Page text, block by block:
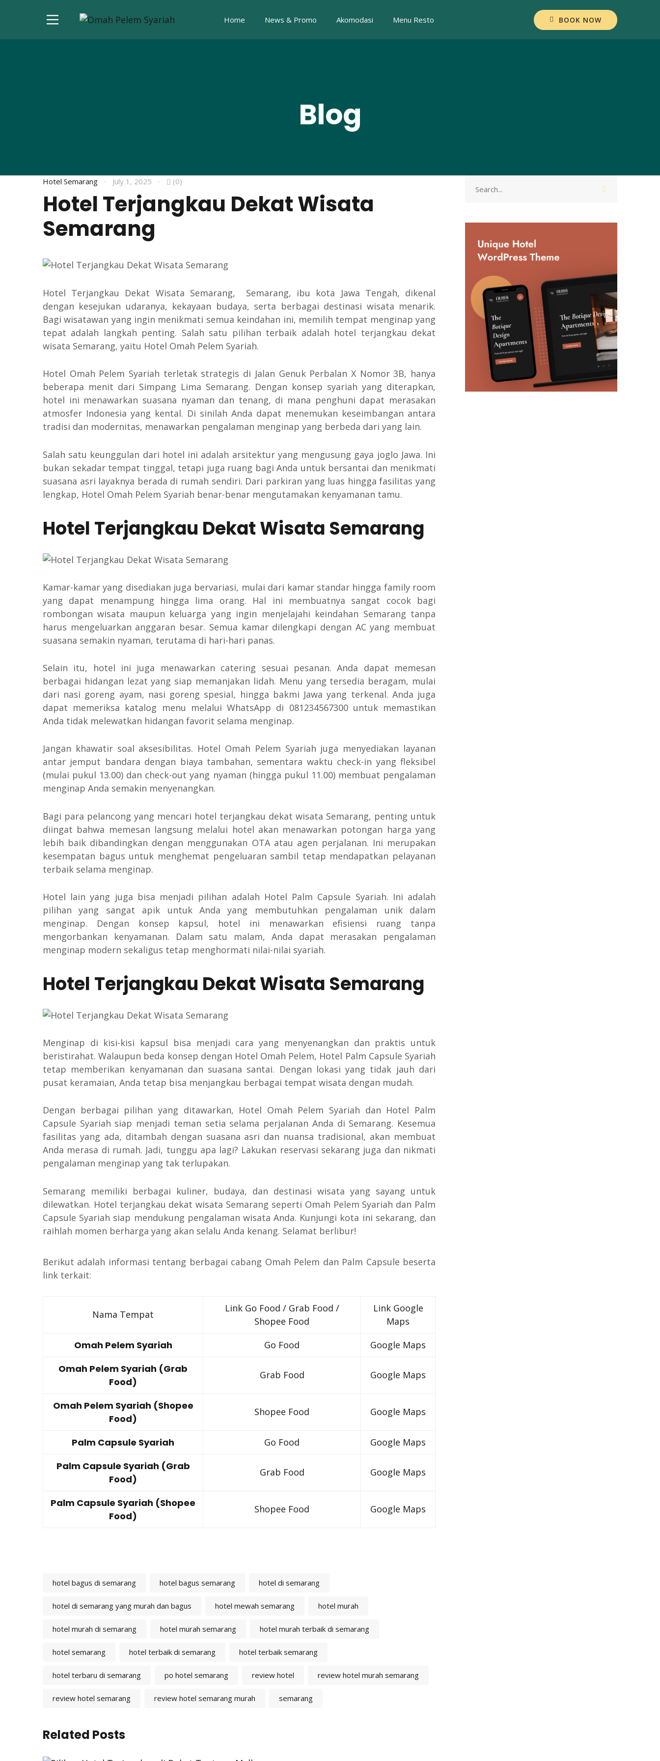
Home News & Promo Akomodasi Menu Resto BOOK NOW
Blog
Hotel Semarang July 1, 2025 (0)
Hotel Terjangkau Dekat Wisata
Semarang
Hotel Terjangkau Dekat Wisata Semarang, Semarang, ibu kota Jawa Tengah, dikenal
dengan kesejukan udaranya, kekayaan budaya, serta berbagai destinasi wisata menarik.
Bagi wisatawan yang ingin menikmati semua keindahan ini, memilih tempat menginap yang
tepat adalah langkah penting. Salah satu pilihan terbaik adalah hotel terjangkau dekat
wisata Semarang, yaitu Hotel Omah Pelem Syariah.
Hotel Omah Pelem Syariah terletak strategis di Jalan Genuk Perbalan X Nomor 3B, hanya
beberapa menit dari Simpang Lima Semarang. Dengan konsep syariah yang diterapkan,
hotel ini menawarkan suasana nyaman dan tenang, di mana penghuni dapat merasakan
atmosfer Indonesia yang kental. Di sinilah Anda dapat menemukan keseimbangan antara
tradisi dan modernitas, menawarkan pengalaman menginap yang berbeda dari yang lain.
Salah satu keunggulan dari hotel ini adalah arsitektur yang mengusung gaya joglo Jawa. Ini
bukan sekadar tempat tinggal, tetapi juga ruang bagi Anda untuk bersantai dan menikmati
suasana asri layaknya berada di rumah sendiri. Dari parkiran yang luas hingga fasilitas yang
lengkap, Hotel Omah Pelem Syariah benar-benar mengutamakan kenyamanan tamu.
Hotel Terjangkau Dekat Wisata Semarang
Kamar-kamar yang disediakan juga bervariasi, mulai dari kamar standar hingga family room
yang dapat menampung hingga lima orang. Hal ini membuatnya sangat cocok bagi
rombongan wisata maupun keluarga yang ingin menjelajahi keindahan Semarang tanpa
harus mengeluarkan anggaran besar. Semua kamar dilengkapi dengan AC yang membuat
suasana semakin nyaman, terutama di hari-hari panas.
Selain itu, hotel ini juga menawarkan catering sesuai pesanan. Anda dapat memesan
berbagai hidangan lezat yang siap memanjakan lidah. Menu yang tersedia beragam, mulai
dari nasi goreng ayam, nasi goreng spesial, hingga bakmi Jawa yang terkenal. Anda juga
dapat memeriksa katalog menu melalui WhatsApp di 081234567300 untuk memastikan
Anda tidak melewatkan hidangan favorit selama menginap.
Jangan khawatir soal aksesibilitas. Hotel Omah Pelem Syariah juga menyediakan layanan
antar jemput bandara dengan biaya tambahan, sementara waktu check-in yang fleksibel
(mulai pukul 13.00) dan check-out yang nyaman (hingga pukul 11.00) membuat pengalaman
menginap Anda semakin menyenangkan.
Bagi para pelancong yang mencari hotel terjangkau dekat wisata Semarang, penting untuk
diingat bahwa memesan langsung melalui hotel akan menawarkan potongan harga yang
lebih baik dibandingkan dengan menggunakan OTA atau agen perjalanan. Ini merupakan
kesempatan bagus untuk menghemat pengeluaran sambil tetap mendapatkan pelayanan
terbaik selama menginap.
Hotel lain yang juga bisa menjadi pilihan adalah Hotel Palm Capsule Syariah. Ini adalah
pilihan yang sangat apik untuk Anda yang membutuhkan pengalaman unik dalam
menginap. Dengan konsep kapsul, hotel ini menawarkan efisiensi ruang tanpa
mengorbankan kenyamanan. Dalam satu malam, Anda dapat merasakan pengalaman
menginap modern sekaligus tetap menghormati nilai-nilai syariah.
Hotel Terjangkau Dekat Wisata Semarang
Menginap di kisi-kisi kapsul bisa menjadi cara yang menyenangkan dan praktis untuk
beristirahat. Walaupun beda konsep dengan Hotel Omah Pelem, Hotel Palm Capsule Syariah
tetap memberikan kenyamanan dan suasana santai. Dengan lokasi yang tidak jauh dari
pusat keramaian, Anda tetap bisa menjangkau berbagai tempat wisata dengan mudah.
Dengan berbagai pilihan yang ditawarkan, Hotel Omah Pelem Syariah dan Hotel Palm
Capsule Syariah siap menjadi teman setia selama perjalanan Anda di Semarang. Kesemua
fasilitas yang ada, ditambah dengan suasana asri dan nuansa tradisional, akan membuat
Anda merasa di rumah. Jadi, tunggu apa lagi? Lakukan reservasi sekarang juga dan nikmati
pengalaman menginap yang tak terlupakan.
Semarang memiliki berbagai kuliner, budaya, dan destinasi wisata yang sayang untuk
dilewatkan. Hotel terjangkau dekat wisata Semarang seperti Omah Pelem Syariah dan Palm
Capsule Syariah siap mendukung pengalaman wisata Anda. Kunjungi kota ini sekarang, dan
raihlah momen berharga yang akan selalu Anda kenang. Selamat berlibur!
Berikut adalah informasi tentang berbagai cabang Omah Pelem dan Palm Capsule beserta
link terkait:
Nama Tempat
Link Go Food / Grab Food /
Shopee Food
Link Google
Maps
Omah Pelem Syariah Go Food Google Maps
Omah Pelem Syariah (Grab
Food)
Grab Food Google Maps
Omah Pelem Syariah (Shopee
Food)
Shopee Food Google Maps
Palm Capsule Syariah Go Food Google Maps
Palm Capsule Syariah (Grab
Food)
Grab Food Google Maps
Palm Capsule Syariah (Shopee
Food)
Shopee Food Google Maps
hotel bagus di semarang hotel bagus semarang hotel di semarang
hotel di semarang yang murah dan bagus hotel mewah semarang hotel murah
hotel murah di semarang hotel murah semarang hotel murah terbaik di semarang
hotel semarang hotel terbaik di semarang hotel terbaik semarang
hotel terbaru di semarang po hotel semarang review hotel review hotel murah semarang
review hotel semarang review hotel semarang murah semarang
Related Posts
for: